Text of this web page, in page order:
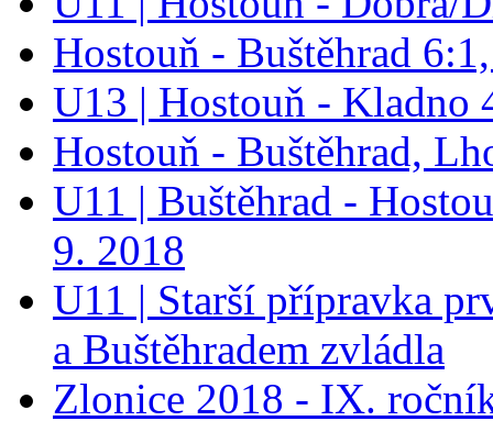
Hostouň - Buštěhrad
U13 | Hostouň - Kladno
Hostouň - Buštěhrad,
U11 | Buštěhrad -
9. 2018
U11 | Starší přípravka
a Buštěhradem zvládla
Zlonice 2018 - IX.